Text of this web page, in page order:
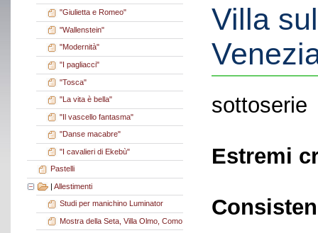
"Giulietta e Romeo"
"Wallenstein"
"Modernità"
"I pagliacci"
"Tosca"
"La vita è bella"
"Il vascello fantasma"
"Danse macabre"
"I cavalieri di Ekebù"
Pastelli
| Allestimenti
Studi per manichino Luminator
Mostra della Seta, Villa Olmo, Como
Villa
sottoserie
Estremi